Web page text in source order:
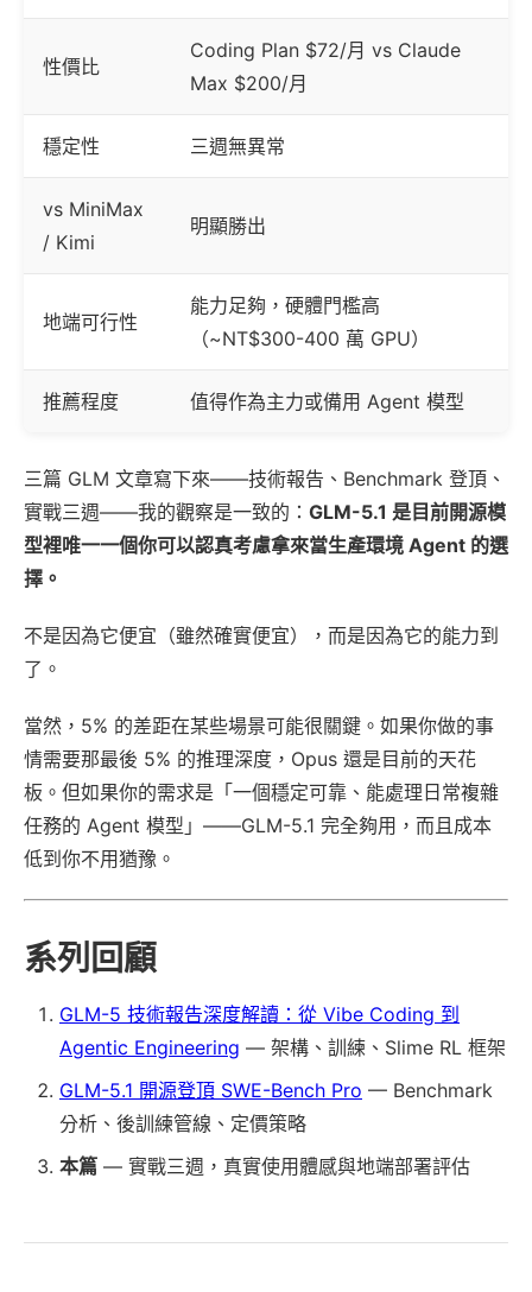
性價比
Coding Plan $72/月 vs Claude
Max $200/月
穩定性 三週無異常
vs MiniMax
/ Kimi
明顯勝出
地端可行性
能力足夠，硬體門檻高
（~NT$300-400 萬 GPU）
推薦程度 值得作為主力或備用 Agent 模型
三篇 GLM 文章寫下來——技術報告、Benchmark 登頂、
實戰三週——我的觀察是一致的： GLM-5.1 是目前開源模
型裡唯一一個你可以認真考慮拿來當生產環境 Agent 的選
擇。
不是因為它便宜（雖然確實便宜），而是因為它的能力到
了。
當然，5% 的差距在某些場景可能很關鍵。如果你做的事
情需要那最後 5% 的推理深度，Opus 還是目前的天花
板。但如果你的需求是「一個穩定可靠、能處理日常複雜
任務的 Agent 模型」——GLM-5.1 完全夠用，而且成本
低到你不用猶豫。
系列回顧
GLM-5 技術報告深度解讀：從 Vibe Coding 到
Agentic Engineering — 架構、訓練、Slime RL 框架
GLM-5.1 開源登頂 SWE-Bench Pro — Benchmark
分析、後訓練管線、定價策略
本篇 — 實戰三週，真實使用體感與地端部署評估